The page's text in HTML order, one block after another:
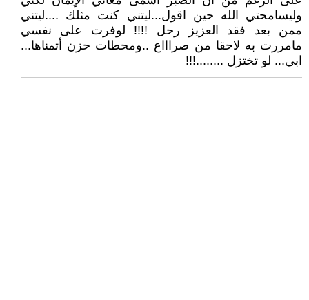
وليسامحتي الله حين اقول...ليتني كنت مثلك ....ليتني
ممن بعد فقد العزيز رحل !!!! لوفرت على نفسي
مامررت به لاحقا من صراااع ..ومحطات حزن أتمناها...
ابي... لو تختزل ........!!!